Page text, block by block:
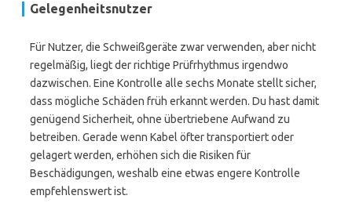
Gelegenheitsnutzer
Für Nutzer, die Schweißgeräte zwar verwenden, aber nicht
regelmäßig, liegt der richtige Prüfrhythmus irgendwo
dazwischen. Eine Kontrolle alle sechs Monate stellt sicher,
dass mögliche Schäden früh erkannt werden. Du hast damit
genügend Sicherheit, ohne übertriebene Aufwand zu
betreiben. Gerade wenn Kabel öfter transportiert oder
gelagert werden, erhöhen sich die Risiken für
Beschädigungen, weshalb eine etwas engere Kontrolle
empfehlenswert ist.